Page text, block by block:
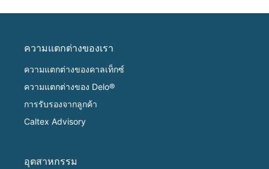
ความแตกต่างของเรา
ความแตกต่างของคาลเท็กซ์
ความแตกต่างของ Delo®
การรับรองจากลูกค้า
Caltex Advisory
อุตสาหกรรม